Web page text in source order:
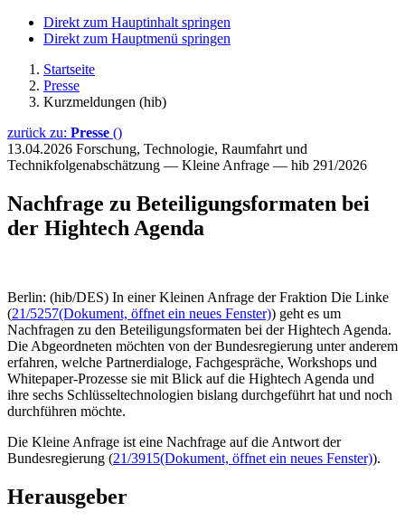
Direkt zum Hauptinhalt springen
Direkt zum Hauptmenü springen
Startseite
Presse
Kurzmeldungen (hib)
zurück zu: Presse ()
13.04.2026 Forschung, Technologie, Raumfahrt und
Technikfolgenabschätzung — Kleine Anfrage — hib 291/2026
Nachfrage zu Beteiligungsformaten bei
der Hightech Agenda
Berlin: (hib/DES) In einer Kleinen Anfrage der Fraktion Die Linke
(21/5257(Dokument, öffnet ein neues Fenster)) geht es um
Nachfragen zu den Beteiligungsformaten bei der Hightech Agenda.
Die Abgeordneten möchten von der Bundesregierung unter anderem
erfahren, welche Partnerdialoge, Fachgespräche, Workshops und
Whitepaper-Prozesse sie mit Blick auf die Hightech Agenda und
ihre sechs Schlüsseltechnologien bislang durchgeführt hat und noch
durchführen möchte.
Die Kleine Anfrage ist eine Nachfrage auf die Antwort der
Bundesregierung (21/3915(Dokument, öffnet ein neues Fenster)).
Herausgeber